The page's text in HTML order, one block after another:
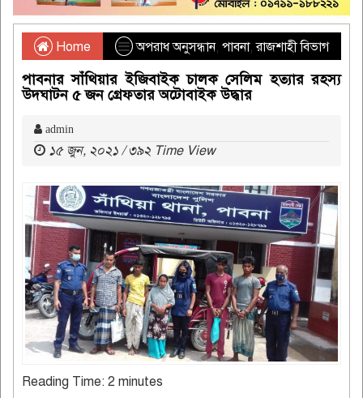
Home অপরাধ অনুসন্ধান, পাবনা,রাজশাহী বিভাগ
পাবনার সাঁথিয়ার ইজিবাইক চালক সেলিম হত্যার রহস্য
উদঘাটন ৫ জন গ্রেফতার অটোবাইক উদ্ধার
admin
১৫ জুন, ২০২১ / ৩৯২ Time View
Reading Time: 2 minutes